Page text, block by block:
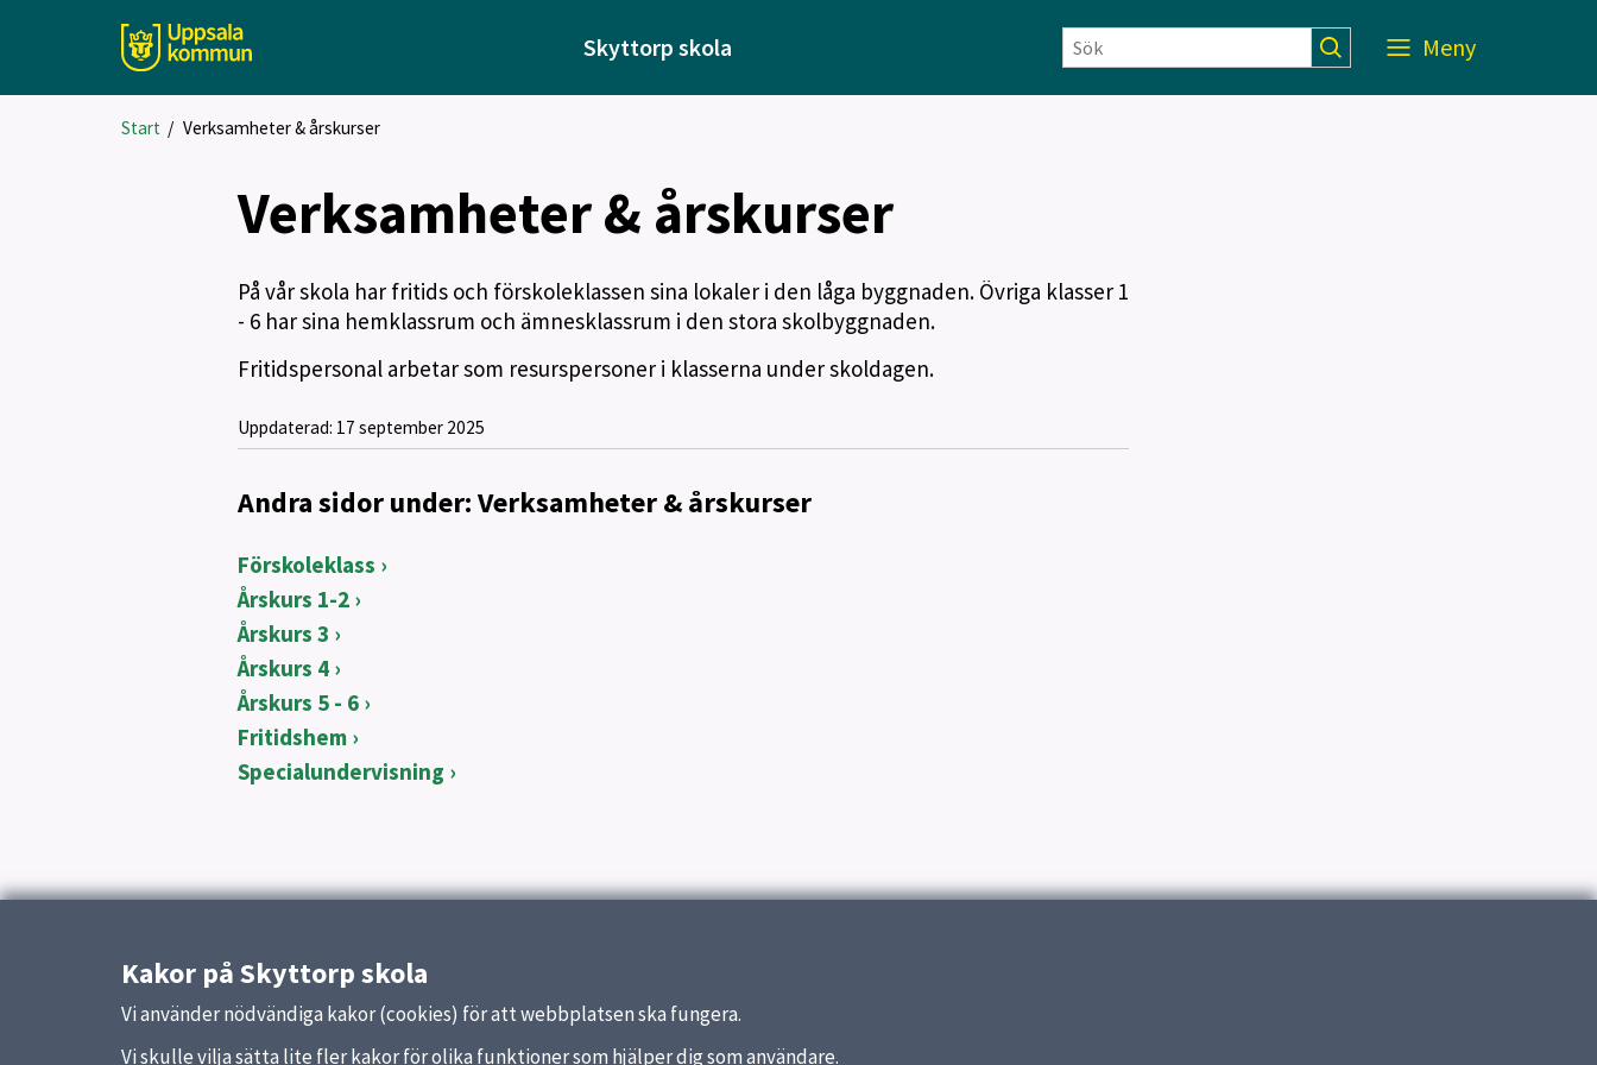
Skyttorp skola Meny
Start / Verksamheter & årskurser
Verksamheter & årskurser
På vår skola har fritids och förskoleklassen sina lokaler i den låga byggnaden. Övriga klasser 1
- 6 har sina hemklassrum och ämnesklassrum i den stora skolbyggnaden.
Fritidspersonal arbetar som resurspersoner i klasserna under skoldagen.
Uppdaterad: 17 september 2025
Andra sidor under: Verksamheter & årskurser
Förskoleklass
Årskurs 1-2
Årskurs 3
Årskurs 4
Årskurs 5 - 6
Fritidshem
Specialundervisning
Kakor på Skyttorp skola
Vi använder nödvändiga kakor (cookies) för att webbplatsen ska fungera.
Vi skulle vilja sätta lite fler kakor för olika funktioner som hjälper dig som användare.